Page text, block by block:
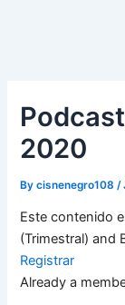
2020
Bycisnenegro108 /
Este contenido
(Trimestral) and
Registrar
Already a